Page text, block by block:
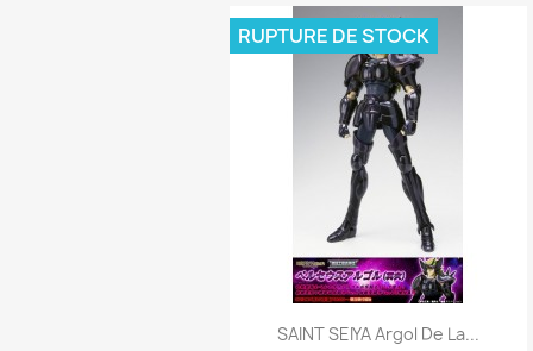
Aperçu rapide
SAINT SEIYA Argol De La...
RUPTURE DE STOCK